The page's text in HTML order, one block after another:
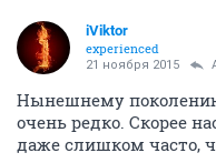
iViktor
experienced
21 ноября 2015
Нынешнему
очень редко. Скорее
даже слишком часто,